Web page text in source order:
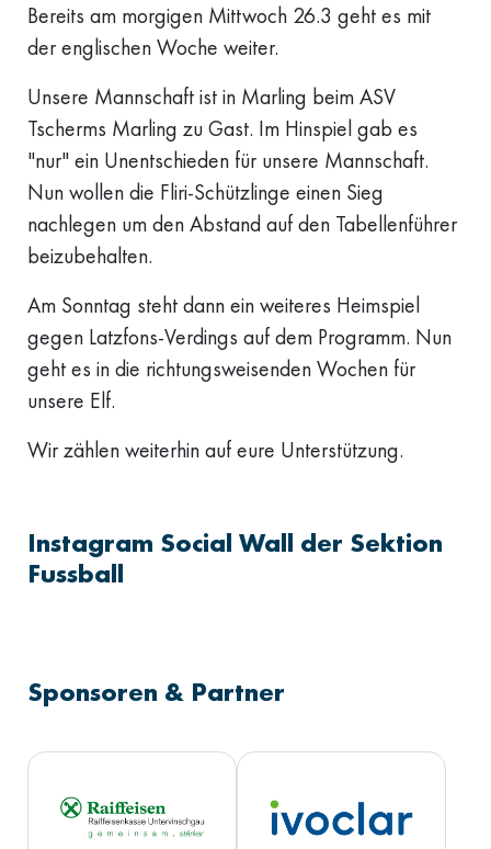
Bereits am morgigen Mittwoch 26.3 geht es mit
der englischen Woche weiter.
Unsere Mannschaft ist in Marling beim ASV
Tscherms Marling zu Gast. Im Hinspiel gab es
"nur" ein Unentschieden für unsere Mannschaft.
Nun wollen die Fliri-Schützlinge einen Sieg
nachlegen um den Abstand auf den Tabellenführer
beizubehalten.
Am Sonntag steht dann ein weiteres Heimspiel
gegen Latzfons-Verdings auf dem Programm. Nun
geht es in die richtungsweisenden Wochen für
unsere Elf.
Wir zählen weiterhin auf eure Unterstützung.
Instagram Social Wall der Sektion
Fussball
Sponsoren & Partner